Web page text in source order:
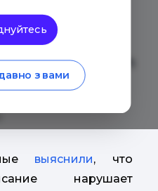
выяснили, что
нарушает
з вами